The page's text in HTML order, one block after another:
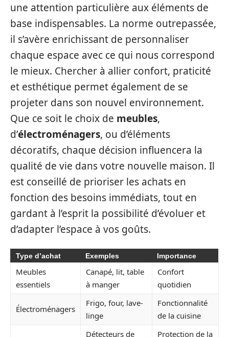
une attention particulière aux éléments de
base indispensables. La norme outrepassée,
il s’avère enrichissant de personnaliser
chaque espace avec ce qui nous correspond
le mieux. Chercher à allier confort, praticité
et esthétique permet également de se
projeter dans son nouvel environnement.
Que ce soit le choix de meubles,
d’électroménagers, ou d’éléments
décoratifs, chaque décision influencera la
qualité de vie dans votre nouvelle maison. Il
est conseillé de prioriser les achats en
fonction des besoins immédiats, tout en
gardant à l’esprit la possibilité d’évoluer et
d’adapter l’espace à vos goûts.
Type d’achat Exemples Importance
Meubles
essentiels
Canapé, lit, table
à manger
Confort
quotidien
Électroménagers
Frigo, four, lave-
linge
Fonctionnalité
de la cuisine
Détecteurs de Protection de la